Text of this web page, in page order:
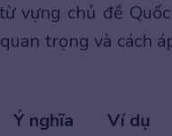
vựng chủ đề
trọng và cách
Ý nghĩa Ví dụ